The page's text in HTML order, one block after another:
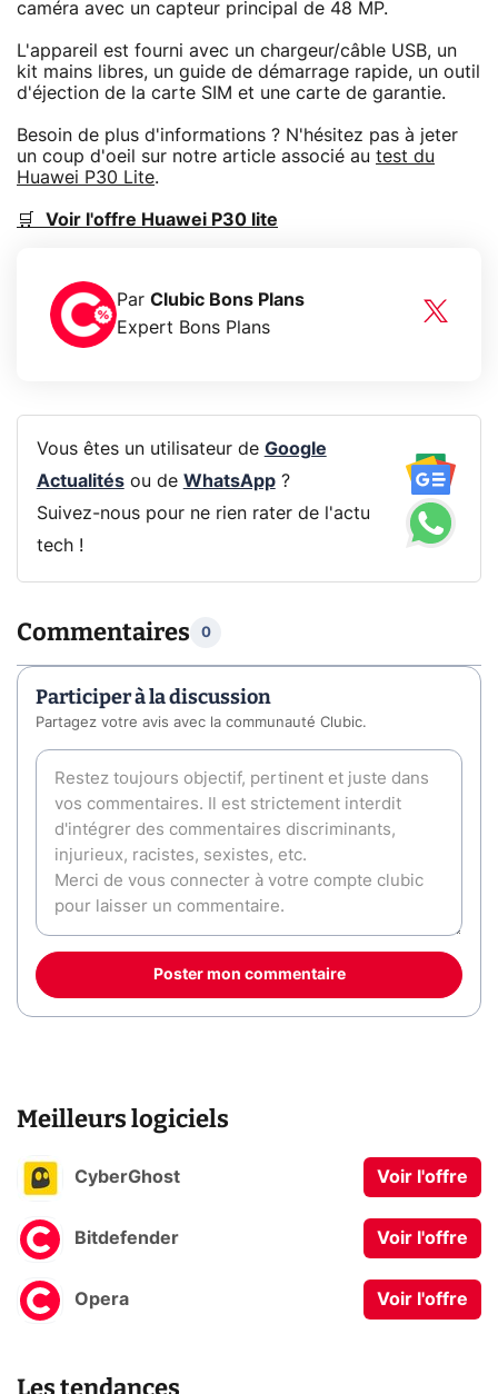
caméra avec un capteur principal de 48 MP.
L'appareil est fourni avec un chargeur/câble USB, un
kit mains libres, un guide de démarrage rapide, un outil
d'éjection de la carte SIM et une carte de garantie.
Besoin de plus d'informations ? N'hésitez pas à jeter
un coup d'oeil sur notre article associé au test du
Huawei P30 Lite.
🛒 Voir l'offre Huawei P30 lite
Par Clubic Bons Plans
Expert Bons Plans
Vous êtes un utilisateur de Google
Actualitésou de WhatsApp?
Suivez-nous pour ne rien rater de l'actu
tech !
Commentaires 0
Participer à la discussion
Partagez votre avis avec la communauté Clubic.
Poster mon commentaire
Meilleurs logiciels
CyberGhost Voir l'offre
Bitdefender Voir l'offre
Opera Voir l'offre
Les tendances